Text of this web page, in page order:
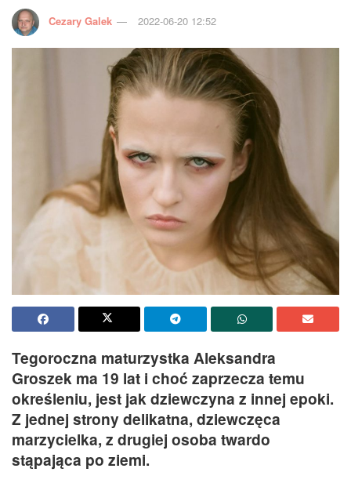
Cezary Galek 2022-06-20 12:52
Tegoroczna maturzystka Aleksandra
Groszek ma 19 lat i choć zaprzecza temu
określeniu, jest jak dziewczyna z innej epoki.
Z jednej strony delikatna, dziewczęca
marzycielka, z drugiej osoba twardo
stąpająca po ziemi.